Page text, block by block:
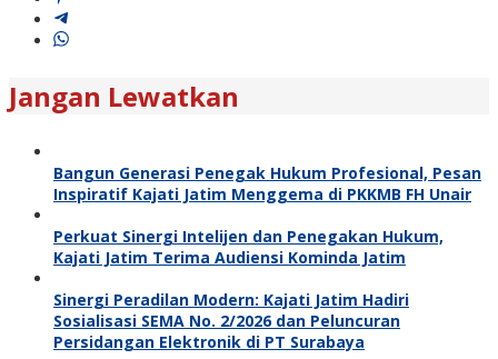
Jangan Lewatkan
Bangun Generasi Penegak Hukum Profesional, Pesan
Inspiratif Kajati Jatim Menggema di PKKMB FH Unair
Perkuat Sinergi Intelijen dan Penegakan Hukum,
Kajati Jatim Terima Audiensi Kominda Jatim
Sinergi Peradilan Modern: Kajati Jatim Hadiri
Sosialisasi SEMA No. 2/2026 dan Peluncuran
Persidangan Elektronik di PT Surabaya